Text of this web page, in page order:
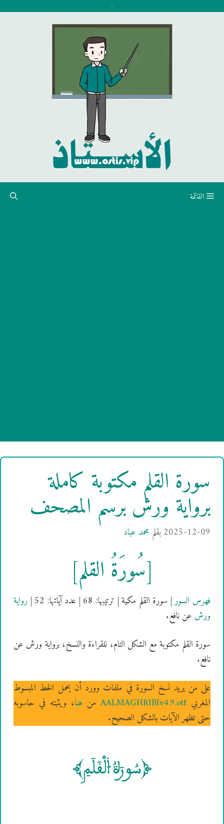
القائمة
سورة القلم مكتوبة كاملة
برواية ورش برسم المصحف
2025-12-09بقلم محمد عباد
[سُورَةُ القلم]
فهرس السور| سورة القلم مكية | ترتيبها: 68 | عدد آياتها: 52 |
رواية
ورشعن نافع.
سورة القلم مكتوبة مع الشكل التام، للقراءة والنسخ، برواية ورش عن
نافع.
على من يريد نسخ السورة في ملفات وورد أن يحمل الخط المبسوط
المغربيAALMAGHRIBIv4.9.otfمن هنا، ويثبته في حاسوبه
حتى تظهر الآيات بالشكل الصحيح.
[سُورَةُ ۴لْقَلَمِ]